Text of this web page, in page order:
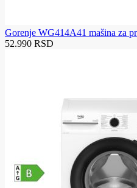
Gorenje WG414A41 mašina za
52.990 RSD